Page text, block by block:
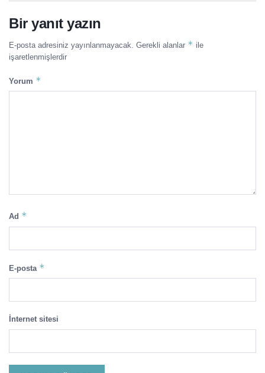
Bir yanıt yazın
E-posta adresiniz yayınlanmayacak. Gerekli alanlar * ile
işaretlenmişlerdir
Yorum *
Ad *
E-posta *
İnternet sitesi